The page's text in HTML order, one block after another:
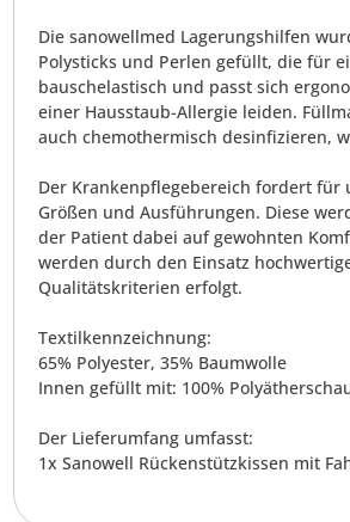
Die sanowellmed Lagerungshilfen
Polysticks und Perlen gefüllt, die für
bauschelastisch und passt sich
einer Hausstaub-Allergie leiden.
auch chemothermisch desinfizieren,
Der Krankenpflegebereich fordert für
Größen und Ausführungen. Diese
der Patient dabei auf gewohnten
werden durch den Einsatz
Qualitätskriterien erfolgt.
Textilkennzeichnung:
65% Polyester, 35% Baumwolle
Innen gefüllt mit: 100%
Der Lieferumfang umfasst:
1x Sanowell Rückenstützkissen mit